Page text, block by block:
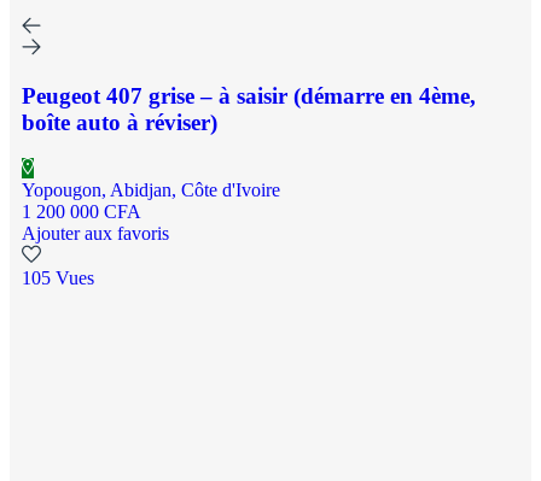
Peugeot 407 grise – à saisir (démarre en 4ème,
boîte auto à réviser)
Yopougon, Abidjan, Côte d'Ivoire
1 200 000 CFA
Ajouter aux favoris
105 Vues